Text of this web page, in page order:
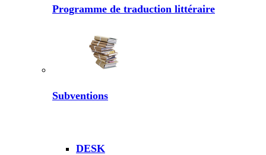
Programme de traduction littéraire
Subventions
DESK